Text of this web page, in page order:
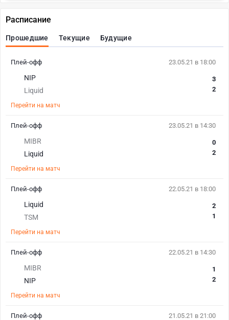
Расписание
Прошедшие Текущие Будущие
23.05.21 в 18:00
NIP
Liquid
3
2
Перейти на матч
Плей-офф
23.05.21 в 14:30
MIBR
Liquid
0
2
Перейти на матч
Плей-офф
22.05.21 в 18:00
Liquid
TSM
2
1
Перейти на матч
Плей-офф
22.05.21 в 14:30
MIBR
NIP
1
2
Перейти на матч
Плей-офф
21.05.21 в 21:00
Плей-офф